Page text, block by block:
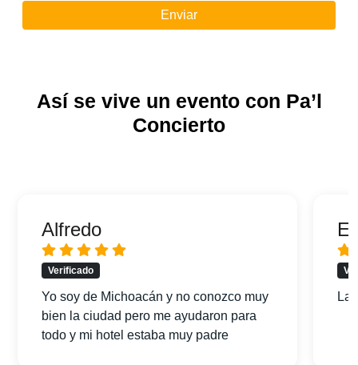
Enviar
Así se vive un evento con Pa’l
Concierto
Alfredo
Verificado
Yo soy de Michoacán y no conozco muy
bien la ciudad pero me ayudaron para
todo y mi hotel estaba muy padre
La